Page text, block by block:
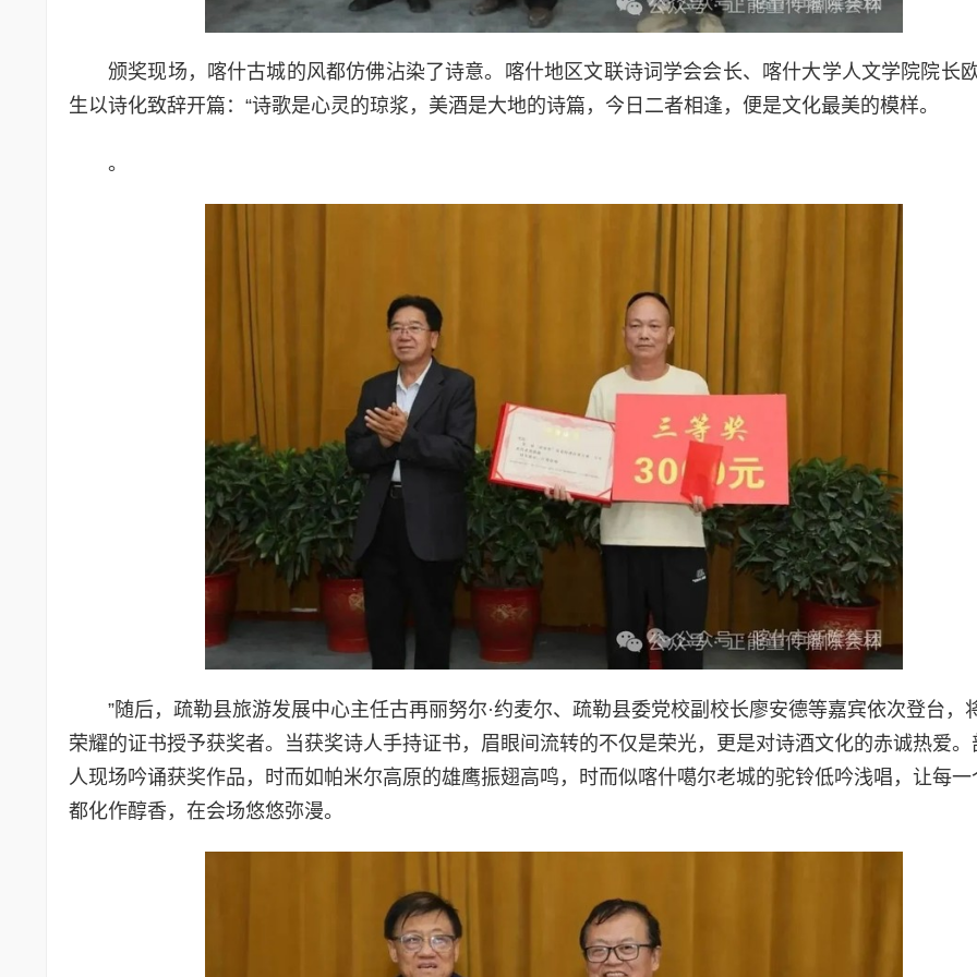
颁奖现场，喀什古城的风都仿佛沾染了诗意。喀什地区文联诗词学会会长、喀什大学人文学院院长
生以诗化致辞开篇：“诗歌是心灵的琼浆，美酒是大地的诗篇，今日二者相逢，便是文化最美的模样。
。
”随后，疏勒县旅游发展中心主任古再丽努尔·约麦尔、疏勒县委党校副校长廖安德等嘉宾依次登台，
荣耀的证书授予获奖者。当获奖诗人手持证书，眉眼间流转的不仅是荣光，更是对诗酒文化的赤诚热爱。
人现场吟诵获奖作品，时而如帕米尔高原的雄鹰振翅高鸣，时而似喀什噶尔老城的驼铃低吟浅唱，让每一
都化作醇香，在会场悠悠弥漫。